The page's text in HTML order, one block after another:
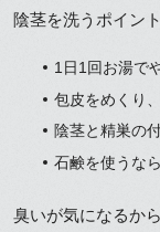
陰茎を洗うポイン
1日1回お湯で
包皮をめくり
陰茎と精巣の
石鹸を使うな
臭いが気になるか